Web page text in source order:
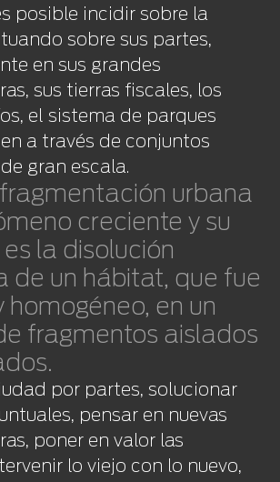
posible incidir sobre la
sobre sus partes,
en sus grandes
sus tierras fiscales, los
el sistema de parques
a través de conjuntos
gran escala.
urbana
creciente y su
la disolución
de un hábitat, que fue
homogéneo, en un
fragmentos aislados
por partes, solucionar
pensar en nuevas
poner en valor las
lo viejo con lo nuevo,